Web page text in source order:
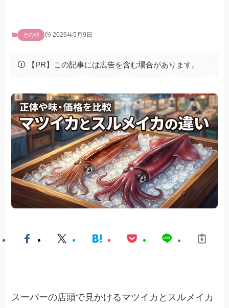
その他 2026年5月9日
【PR】この記事には広告を含む場合があります。
スーパーの店頭で見かけるマツイカとスルメイカ